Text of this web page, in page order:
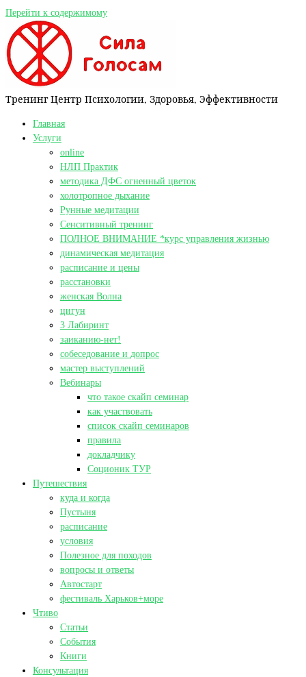
Перейти к содержимому
Тренинг Центр Психологии, Здоровья, Эффективности
Главная
Услуги
online
НЛП Практик
методика ДФС огненный цветок
холотропное дыхание
Рунные медитации
Сенситивный тренинг
ПОЛНОЕ ВНИМАНИЕ *курс управления жизнью
динамическая медитация
расписание и цены
расстановки
женская Волна
цигун
3 Лабиринт
заиканию-нет!
собеседование и допрос
мастер выступлений
Вебинары
что такое скайп семинар
как участвовать
список скайп семинаров
правила
докладчику
Соционик ТУР
Путешествия
куда и когда
Пустыня
расписание
условия
Полезное для походов
вопросы и ответы
Автостарт
фестиваль Харьков+море
Чтиво
Статьи
События
Книги
Консультация